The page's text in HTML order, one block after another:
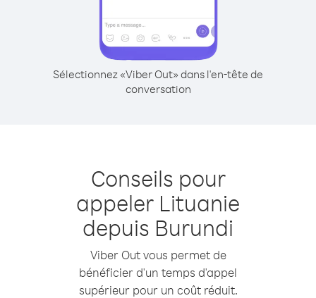
Sélectionnez «Viber Out» dans l'en-tête de
conversation
Conseils pour
appeler Lituanie
depuis Burundi
Viber Out vous permet de
bénéficier d'un temps d'appel
supérieur pour un coût réduit.